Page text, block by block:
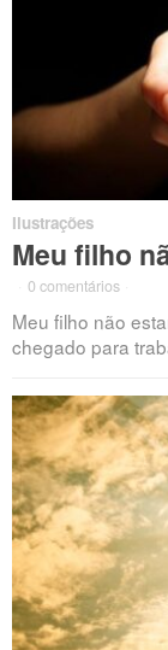
Ilustrações
Meu filho
0 comentários
Meu filho não
chegado para